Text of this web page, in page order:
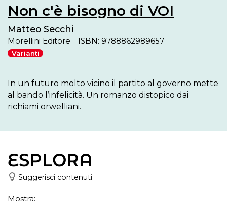
Non c'è bisogno di VOI
Matteo Secchi
Morellini Editore ISBN: 9788862989657
Varianti
In un futuro molto vicino il partito al governo mette
al bando l’infelicità. Un romanzo distopico dai
richiami orwelliani.
ESPLORA
Suggerisci contenuti
Mostra: